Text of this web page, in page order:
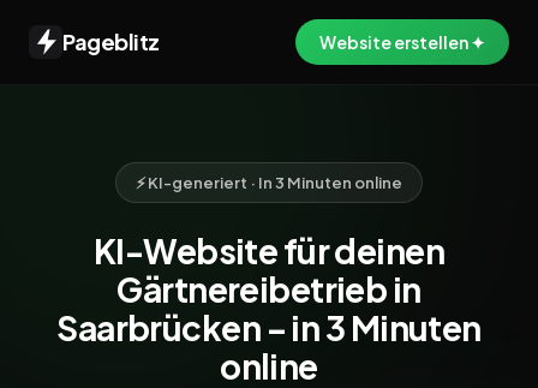
Pageblitz Website erstellen ✦
⚡ KI-generiert · In 3 Minuten online
KI-Website für deinen
Gärtnereibetrieb in
Saarbrücken – in 3 Minuten
online